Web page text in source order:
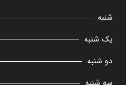
شنبه
یک شنبه
دو شنبه